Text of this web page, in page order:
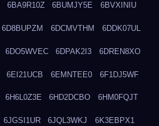
6BA9R10Z 6BUMJY5E 6BVXINIU
6D8BUPZM 6DCMVTHM 6DDK07UL
6DO5WVEC 6DPAK2I3 6DREN8XO
6EI21UCB 6EMNTEE0 6F1DJ5WF
6H6L0Z3E 6HD2DCBO 6HM0FQJT
6JGSI1UR 6JQL3WKJ 6K3EBPX1